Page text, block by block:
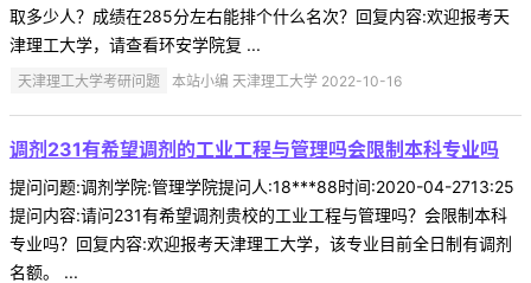
取多少人？成绩在285分左右能排个什么名次？回复内容:欢迎报考天
津理工大学，请查看环安学院复 ...
天津理工大学考研问题 本站小编 天津理工大学 2022-10-16
调剂231有希望调剂的工业工程与管理吗会限制本科专业吗
提问问题:调剂学院:管理学院提问人:18***88时间:2020-04-2713:25
提问内容:请问231有希望调剂贵校的工业工程与管理吗？会限制本科
专业吗？回复内容:欢迎报考天津理工大学，该专业目前全日制有调剂
名额。 ...